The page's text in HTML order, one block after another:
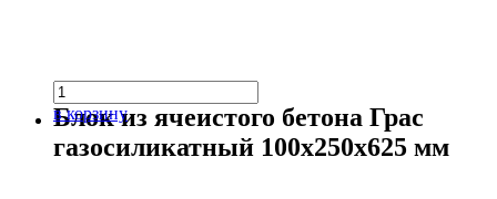
в корзину
Блок из ячеистого бетона Грас
газосиликатный 100х250х625 мм